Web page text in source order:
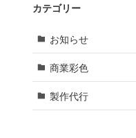
カテゴリー
お知らせ
商業彩色
製作代行